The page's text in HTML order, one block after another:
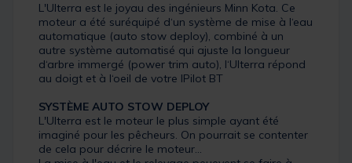
L'Ulterra est le joyau des ingénieurs Minn Kota. Ce
moteur a été suréquipé d‘un système de mise à l‘eau
automatique (auto stow deploy), combiné à un
autre système automatisé qui ajuste la longueur
d‘arbre immergé (power trim auto), l‘Ulterra répond
au doigt et à l‘oeil de votre IPilot BT
SYSTÈME AUTO STOW DEPLOY
L'Ulterra est le moteur le plus simple ayant été
imaginé pour les pêcheurs. On pourrait se contenter
de cela pour décrire le moteur...